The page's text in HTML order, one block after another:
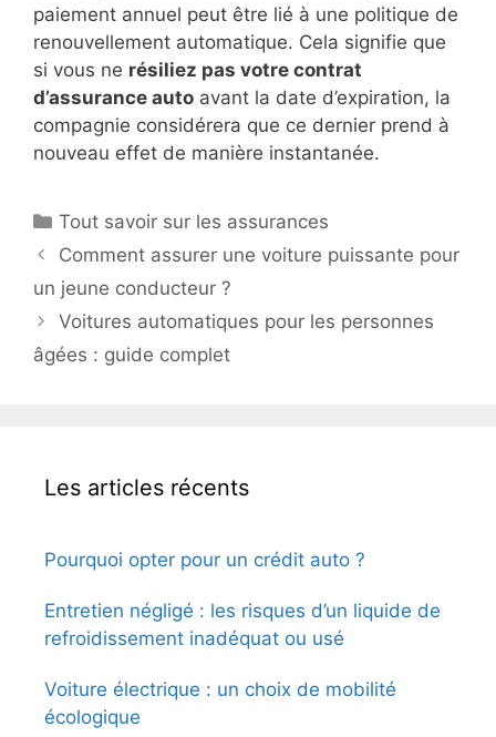
paiement annuel peut être lié à une politique de
renouvellement automatique. Cela signifie que
si vous ne résiliez pas votre contrat
d’assurance auto avant la date d’expiration, la
compagnie considérera que ce dernier prend à
nouveau effet de manière instantanée.
Catégories
Tout savoir sur les assurances
Comment assurer une voiture puissante pour
un jeune conducteur ?
Voitures automatiques pour les personnes
âgées : guide complet
Les articles récents
Pourquoi opter pour un crédit auto ?
Entretien négligé : les risques d’un liquide de
refroidissement inadéquat ou usé
Voiture électrique : un choix de mobilité
écologique